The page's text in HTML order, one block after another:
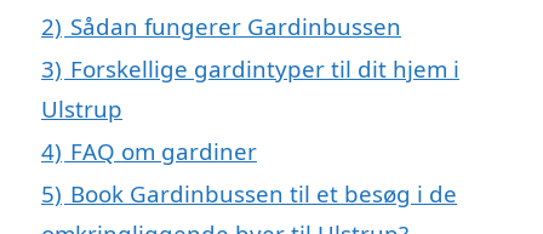
2) Sådan fungerer Gardinbussen
3) Forskellige gardintyper til dit hjem i
Ulstrup
4) FAQ om gardiner
5) Book Gardinbussen til et besøg i de